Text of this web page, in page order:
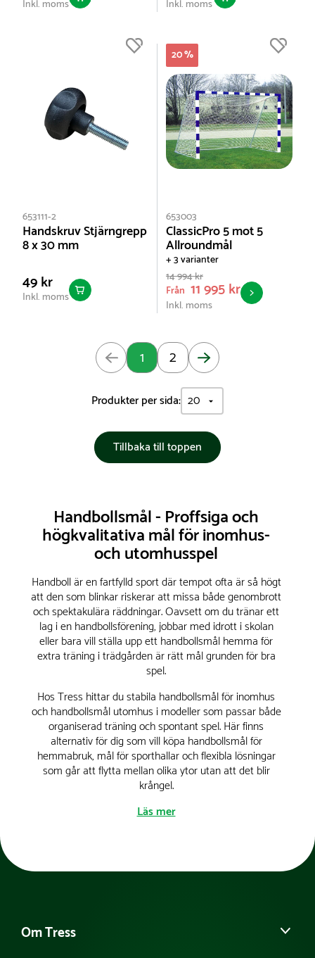
Inkl. moms Inkl. moms
653111-2
Handskruv Stjärngrepp
8 x 30 mm
49 kr
Inkl. moms
20 %
653003
ClassicPro 5 mot 5
Allroundmål
+ 3 varianter
14 994 kr
Från 11 995 kr
Inkl. moms
Uppdaterad: Sida 1 av 2 1 2
Produkter per sida:
Tillbaka till toppen
Handbollsmål - Proffsiga och
högkvalitativa mål för inomhus-
och utomhusspel
Handboll är en fartfylld sport där tempot ofta är så högt
att den som blinkar riskerar att missa både genombrott
och spektakulära räddningar. Oavsett om du tränar ett
lag i en handbollsförening, jobbar med idrott i skolan
eller bara vill ställa upp ett handbollsmål hemma för
extra träning i trädgården är rätt mål grunden för bra
spel.
Hos Tress hittar du stabila handbollsmål för inomhus
och handbollsmål utomhus i modeller som passar både
organiserad träning och spontant spel. Här finns
alternativ för dig som vill köpa handbollsmål för
hemmabruk, mål för sporthallar och flexibla lösningar
som går att flytta mellan olika ytor utan att det blir
krångel.
Läs mer
vara tryggt för spelare som rör sig snabbt och nära
målramen, samtidigt som det ska vara tillräckligt stabilt
Om Tress